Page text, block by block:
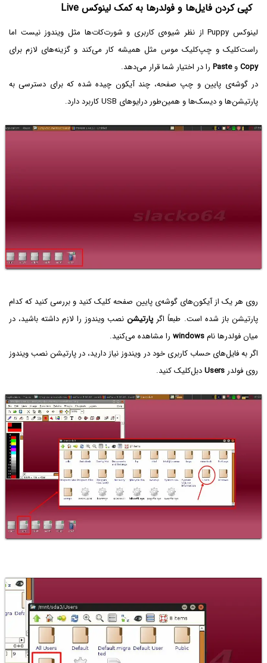
کپی کردن فایل‌ها و فولدرها به کمک لینوکس Live
لینوکس Puppy از نظر شیوه‌ی کاربری و شورت‌کات‌ها مثل ویندوز نیست اما
راست‌کلیک و چپ‌کلیک موس مثل همیشه کار می‌کند و گزینه‌های لازم برای
CopyوPaste را در اختیار شما قرار می‌دهد.
در گوشه‌ی پایین و چپ صفحه، چند آیکون چیده شده که برای دسترسی به
پارتیشن‌ها و دیسک‌ها و همین‌طور درایوهای USB کاربرد دارد.
روی هر یک از آیکون‌های گوشه‌ی پایین صفحه کلیک کنید و بررسی کنید که کدام
پارتیشن باز شده است. طبعاً اگر پارتیشننصب ویندوز را لازم داشته باشید، در
میان فولدرها نامwindows را مشاهده می‌کنید.
اگر به فایل‌های حساب کاربری خود در ویندوز نیاز دارید، در پارتیشن نصب ویندوز
روی فولدرUsersدبل‌کلیک کنید.